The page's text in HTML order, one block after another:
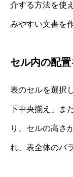
介する方法を使
みやすい文書を
セル内の配
表のセルを選択
下中央揃え」ま
り、セルの高さ
れ、表全体のバ